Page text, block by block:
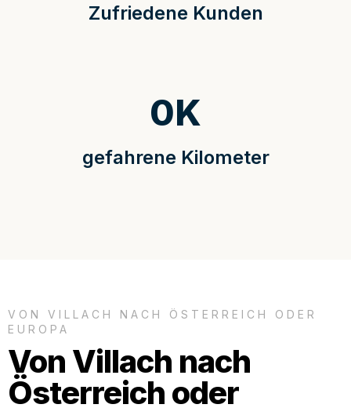
Zufriedene Kunden
gefahrene Kilometer
0K
VON VILLACH NACH ÖSTERREICH ODER
EUROPA
Von Villach nach
Österreich oder